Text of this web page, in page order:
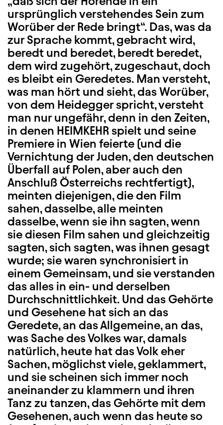
ursprünglich verstehendes Sein zum
Worüber der Rede bringt“. Das, was da
zur Sprache kommt, gebracht wird,
beredt und beredet, beredt beredet,
dem wird zugehört, zugeschaut, doch
es bleibt ein Geredetes. Man versteht,
was man hört und sieht, das Worüber,
von dem Heidegger spricht, versteht
man nur ungefähr, denn in den Zeiten,
in denen HEIMKEHR spielt und seine
Premiere in Wien feierte (und die
Vernichtung der Juden, den deutschen
Überfall auf Polen, aber auch den
Anschluß Österreichs rechtfertigt),
meinten diejenigen, die den Film
sahen, dasselbe, alle meinten
dasselbe, wenn sie ihn sagten, wenn
sie diesen Film sahen und gleichzeitig
sagten, sich sagten, was ihnen gesagt
wurde; sie waren synchronisiert in
einem Gemeinsam, und sie verstanden
das alles in ein- und derselben
Durchschnittlichkeit. Und das Gehörte
und Gesehene hat sich an das
Geredete, an das Allgemeine, an das,
was Sache des Volkes war, damals
natürlich, heute hat das Volk eher
Sachen, möglichst viele, geklammert,
und sie scheinen sich immer noch
aneinander zu klammern und ihren
Tanz zu tanzen, das Gehörte mit dem
Gesehenen, auch wenn das heute so